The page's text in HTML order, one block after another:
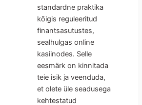
standardne praktika
kõigis reguleeritud
finantsasutustes,
sealhulgas online
kasiinodes. Selle
eesmärk on kinnitada
teie isik ja veenduda,
et olete üle seadusega
kehtestatud